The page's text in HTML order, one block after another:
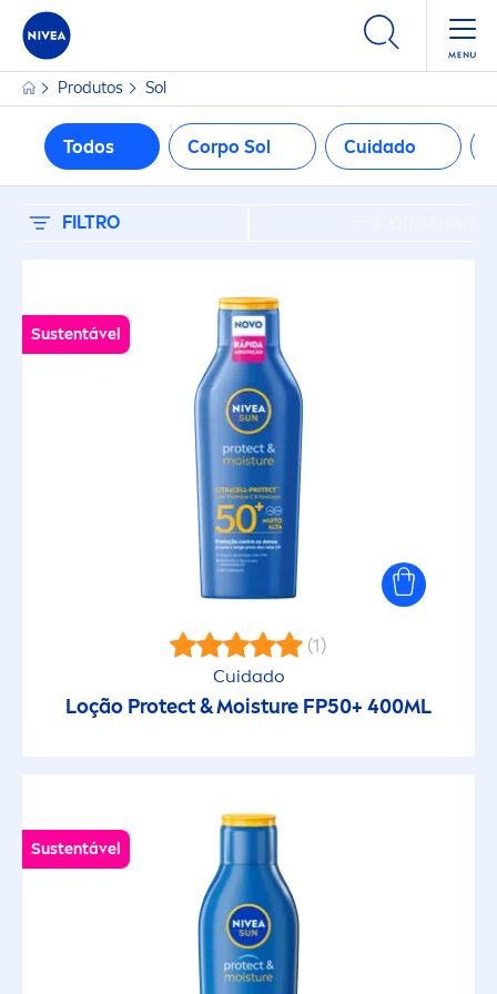
Produtos Sol
Todos Corpo Sol Cuidado
FILTRO
FILTROS
TIPO DE PRODUTO
Corpo Sol
Cuidado
Proteção Solar Bebé
Pele de criança
Pele de criança sensível
Pele madura
Pele normal
Todos os tipos de pele
CARACTERÍSTICAS
100% transparente
Sustentável
(1)
Cuidado
Loção Protect& Moisture FP50+ 400ML
Sustentável